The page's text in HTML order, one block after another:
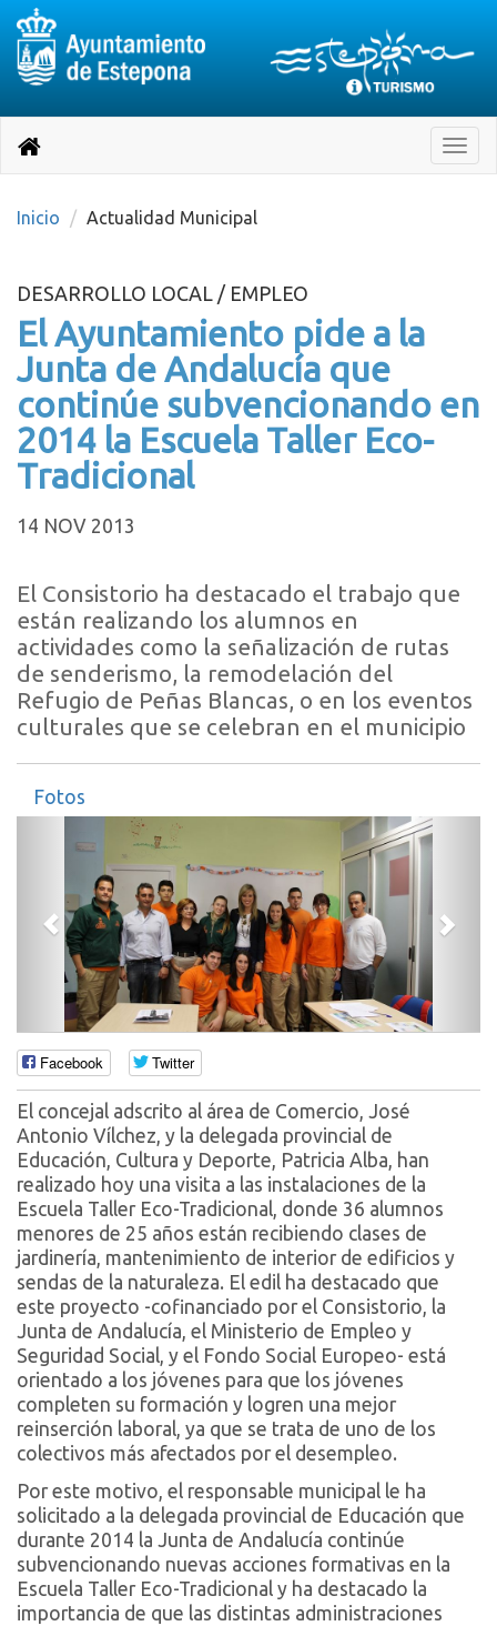
página
Toggle
Destino:
Volver
inicio
Inicio Actualidad Municipal
DESARROLLO LOCAL / EMPLEO
El Ayuntamiento pide a la
Junta de Andalucía que
continúe subvencionando en
2014 la Escuela Taller Eco-
Tradicional
14 NOV 2013
El Consistorio ha destacado el trabajo que
están realizando los alumnos en
actividades como la señalización de rutas
de senderismo, la remodelación del
Refugio de Peñas Blancas, o en los eventos
culturales que se celebran en el municipio
Fotos
Anterior
Facebook Twitter
El concejal adscrito al área de Comercio, José
Antonio Vílchez, y la delegada provincial de
Educación, Cultura y Deporte, Patricia Alba, han
realizado hoy una visita a las instalaciones de la
Escuela Taller Eco-Tradicional, donde 36 alumnos
menores de 25 años están recibiendo clases de
jardinería, mantenimiento de interior de edificios y
sendas de la naturaleza. El edil ha destacado que
este proyecto -cofinanciado por el Consistorio, la
Junta de Andalucía, el Ministerio de Empleo y
Seguridad Social, y el Fondo Social Europeo- está
orientado a los jóvenes para que los jóvenes
completen su formación y logren una mejor
reinserción laboral, ya que se trata de uno de los
colectivos más afectados por el desempleo.
Por este motivo, el responsable municipal le ha
solicitado a la delegada provincial de Educación que
durante 2014 la Junta de Andalucía continúe
subvencionando nuevas acciones formativas en la
Escuela Taller Eco-Tradicional y ha destacado la
importancia de que las distintas administraciones